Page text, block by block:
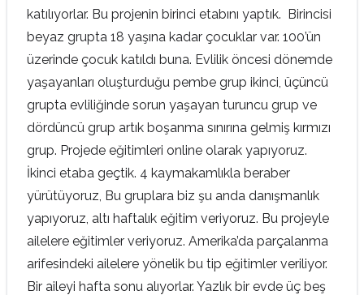
katılıyorlar. Bu projenin birinci etabını yaptık. Birincisi
beyaz grupta 18 yaşına kadar çocuklar var. 100’ün
üzerinde çocuk katıldı buna. Evlilik öncesi dönemde
yaşayanları oluşturduğu pembe grup ikinci, üçüncü
grupta evliliğinde sorun yaşayan turuncu grup ve
dördüncü grup artık boşanma sınırına gelmiş kırmızı
grup. Projede eğitimleri online olarak yapıyoruz.
İkinci etaba geçtik. 4 kaymakamlıkla beraber
yürütüyoruz, Bu gruplara biz şu anda danışmanlık
yapıyoruz, altı haftalık eğitim veriyoruz. Bu projeyle
ailelere eğitimler veriyoruz. Amerika’da parçalanma
arifesindeki ailelere yönelik bu tip eğitimler veriliyor.
Bir aileyi hafta sonu alıyorlar. Yazlık bir evde üç beş